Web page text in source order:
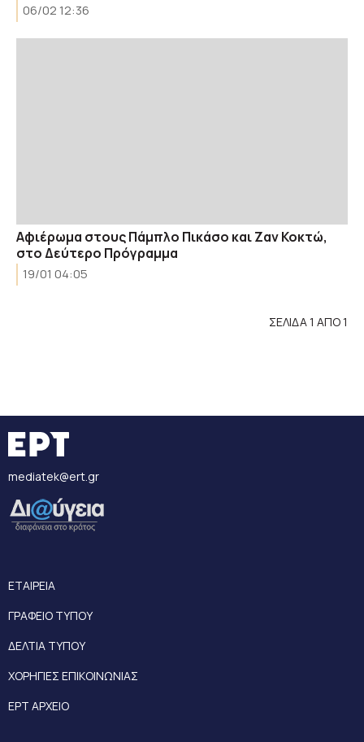
06/02 12:36
Αφιέρωμα στους Πάμπλο Πικάσο και Ζαν Κοκτώ,
στο Δεύτερο Πρόγραμμα
19/01 04:05
ΣΕΛΙΔΑ 1 ΑΠΟ 1
mediatek@ert.gr
ΕΤΑΙΡΕΙΑ
ΓΡΑΦΕΙΟ ΤΥΠΟΥ
ΔΕΛΤΙΑ ΤΥΠΟΥ
ΧΟΡΗΓΙΕΣ ΕΠΙΚΟΙΝΩΝΙΑΣ
ΕΡΤ ΑΡΧΕΙΟ